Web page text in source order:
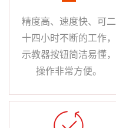
精度高、速度快、可二
十四小时不断的工作，
示教器按钮简洁易懂，
操作非常方便。